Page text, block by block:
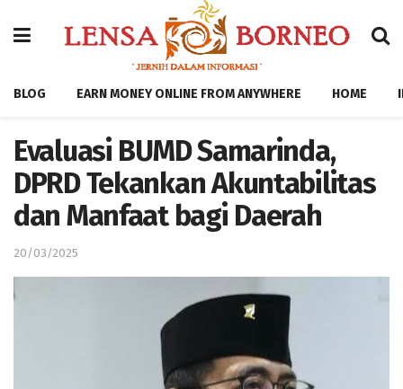
BLOG EARN MONEY ONLINE FROM ANYWHERE HOME
Evaluasi BUMD Samarinda,
DPRD Tekankan Akuntabilitas
dan Manfaat bagi Daerah
20/03/2025